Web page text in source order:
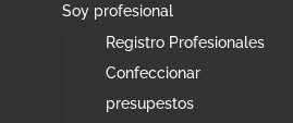
Soy profesional
Registro Profesionales
Confeccionar
presupestos